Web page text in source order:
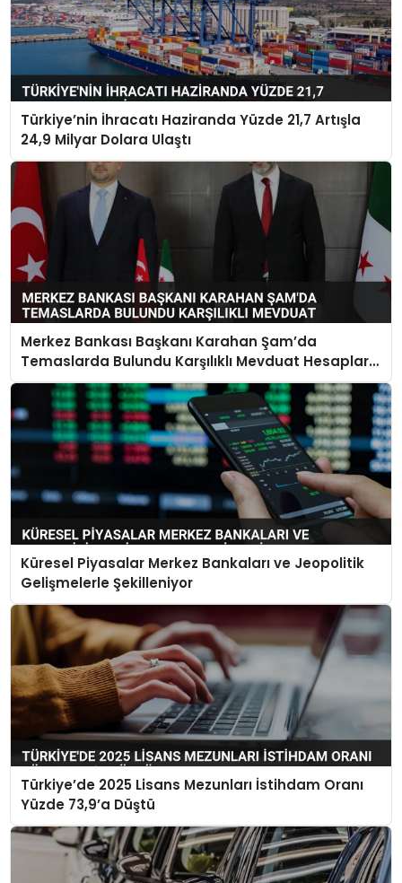
Türkiye’nin İhracatı Haziranda Yüzde 21,7 Artışla
24,9 Milyar Dolara Ulaştı
Merkez Bankası Başkanı Karahan Şam’da
Temaslarda Bulundu Karşılıklı Mevduat Hesapları
Açılacak
Küresel Piyasalar Merkez Bankaları ve Jeopolitik
Gelişmelerle Şekilleniyor
Türkiye’de 2025 Lisans Mezunları İstihdam Oranı
Yüzde 73,9’a Düştü